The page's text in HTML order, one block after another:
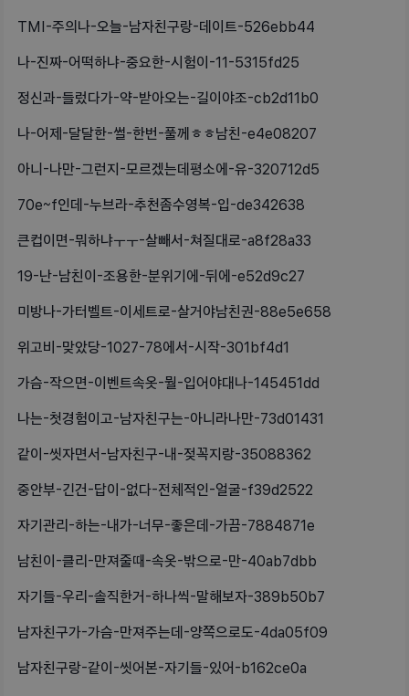
TMI-주의나-오늘-남자친구랑-데이트-526ebb44
나-진짜-어떡하냐-중요한-시험이-11-5315fd25
정신과-들렀다가-약-받아오는-길이야조-cb2d11b0
나-어제-달달한-썰-한번-풀께ㅎㅎ남친-e4e08207
아니-나만-그런지-모르겠는데평소에-유-320712d5
70e~f인데-누브라-추천좀수영복-입-de342638
큰컵이면-뭐하냐ㅜㅜ-살빼서-쳐질대로-a8f28a33
19-난-남친이-조용한-분위기에-뒤에-e52d9c27
미방나-가터벨트-이세트로-살거야남친권-88e5e658
위고비-맞았당-1027-78에서-시작-301bf4d1
가슴-작으면-이벤트속옷-뭘-입어야대나-145451dd
나는-첫경험이고-남자친구는-아니라나만-73d01431
같이-씻자면서-남자친구-내-젖꼭지랑-35088362
중안부-긴건-답이-없다-전체적인-얼굴-f39d2522
자기관리-하는-내가-너무-좋은데-가끔-7884871e
남친이-클리-만져줄때-속옷-밖으로-만-40ab7dbb
자기들-우리-솔직한거-하나씩-말해보자-389b50b7
남자친구가-가슴-만져주는데-양쪽으로도-4da05f09
남자친구랑-같이-씻어본-자기들-있어-b162ce0a